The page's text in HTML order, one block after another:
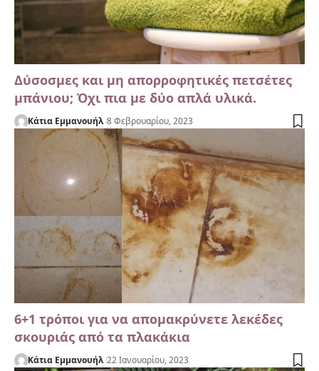
Δύσοσμες και μη απορροφητικές πετσέτες
μπάνιου; Όχι πια με δύο απλά υλικά.
Κάτια Εμμανουήλ 8 Φεβρουαρίου, 2023
6+1 τρόποι για να απομακρύνετε λεκέδες
σκουριάς από τα πλακάκια
Κάτια Εμμανουήλ 22 Ιανουαρίου, 2023